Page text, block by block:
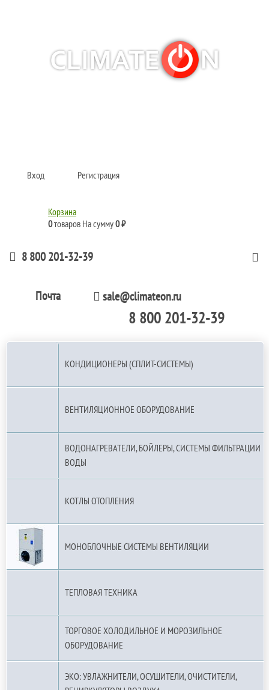
Вход Регистрация
Корзина
0товаров На сумму0 ₽
8 800 201-32-39
Почта sale@climateon.ru
8 800 201-32-39
КОНДИЦИОНЕРЫ (СПЛИТ-СИСТЕМЫ)
ВЕНТИЛЯЦИОННОЕ ОБОРУДОВАНИЕ
ВОДОНАГРЕВАТЕЛИ, БОЙЛЕРЫ, СИСТЕМЫ ФИЛЬТРАЦИИ
ВОДЫ
КОТЛЫ ОТОПЛЕНИЯ
МОНОБЛОЧНЫЕ СИСТЕМЫ ВЕНТИЛЯЦИИ
ТЕПЛОВАЯ ТЕХНИКА
ТОРГОВОЕ ХОЛОДИЛЬНОЕ И МОРОЗИЛЬНОЕ
ОБОРУДОВАНИЕ
ЭКО: УВЛАЖНИТЕЛИ, ОСУШИТЕЛИ, ОЧИСТИТЕЛИ,